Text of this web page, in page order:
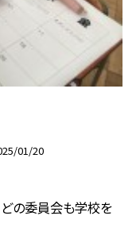
01/20
の委員会も学校を